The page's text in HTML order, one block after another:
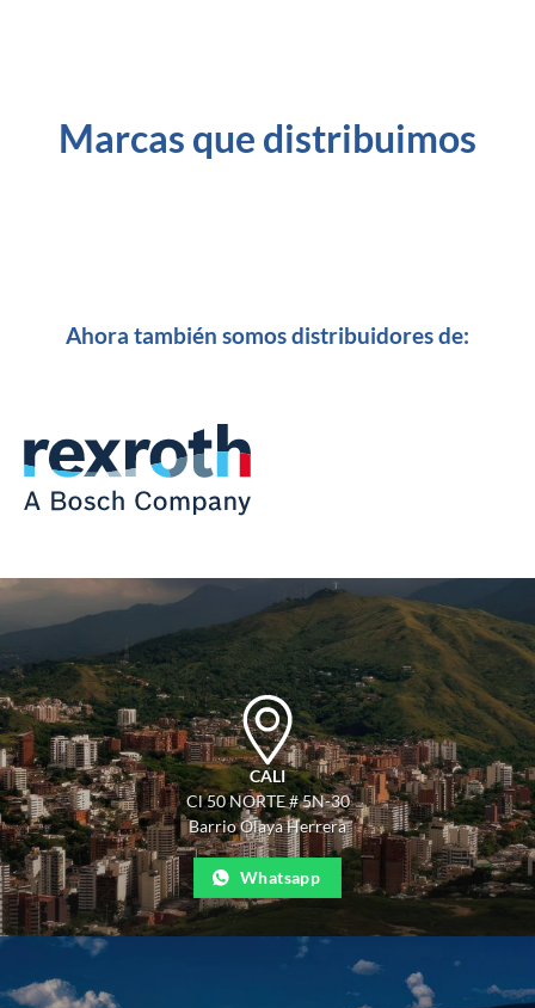
Marcas que distribuimos
Ahora también somos distribuidores de:
CALI
Cl 50 NORTE # 5N-30
Barrio Olaya Herrera
Whatsapp